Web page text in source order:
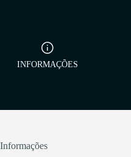
INFORMAÇÕES
Informações